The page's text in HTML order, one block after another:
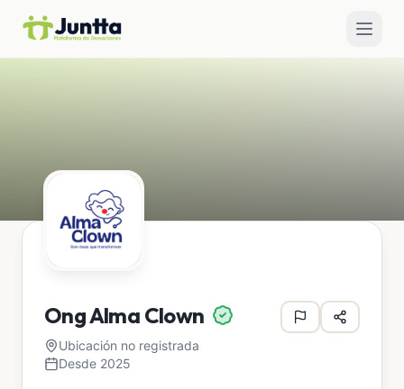
Ong Alma Clown
Ubicación no registrada
Desde 2025